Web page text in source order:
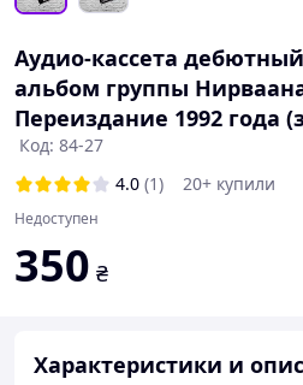
Аудио-кассета
альбом группы
Переиздание 1992 года
Код: 84-27
4.0 (1) 20+ купили
Недоступен
350 ₴
Характеристики и